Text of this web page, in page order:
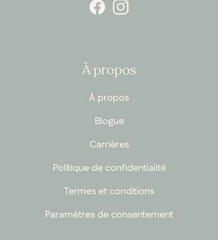
À propos
À propos
Blogue
Carrières
Politique de confidentialité
Termes et conditions
Paramètres de consentement